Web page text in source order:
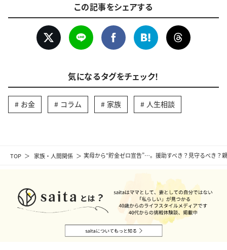
TOP 家族・人間関係 実母から“貯金ゼロ宣告”…。援助すべき？見守るべき？
この記事をシェアする
気になるタグをチェック！
お金 コラム 家族 人生相談